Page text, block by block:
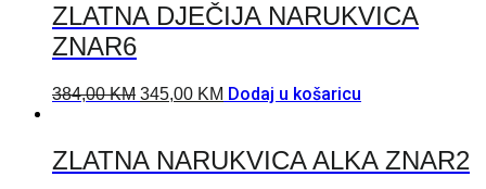
ZLATNA DJEČIJA NARUKVICA
ZNAR6
384,00KM 345,00 KM Dodaj u košaricu
ZLATNA NARUKVICA ALKA ZNAR2